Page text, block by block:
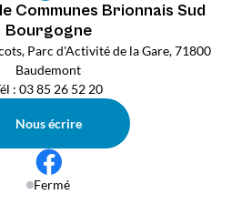
Communes Brionnais Sud
Bourgogne
Parc d'Activité de la Gare, 71800
Baudemont
: 03 85 26 52 20
Nous écrire
Fermé